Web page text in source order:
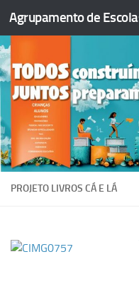
Skip to content
PROJETO LIVROS CÁ E LÁ